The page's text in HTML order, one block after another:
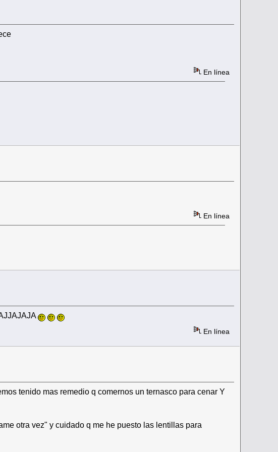
En línea
En línea
En línea
tenido mas remedio q comernos un ternasco para cenar Y
otra vez" y cuidado q me he puesto las lentillas para